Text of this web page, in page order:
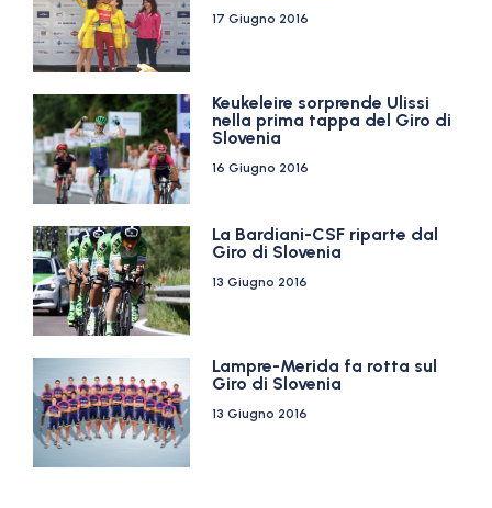
17 Giugno 2016
Keukeleire sorprende Ulissi
nella prima tappa del Giro di
Slovenia
16 Giugno 2016
La Bardiani-CSF riparte dal
Giro di Slovenia
13 Giugno 2016
Lampre-Merida fa rotta sul
Giro di Slovenia
13 Giugno 2016